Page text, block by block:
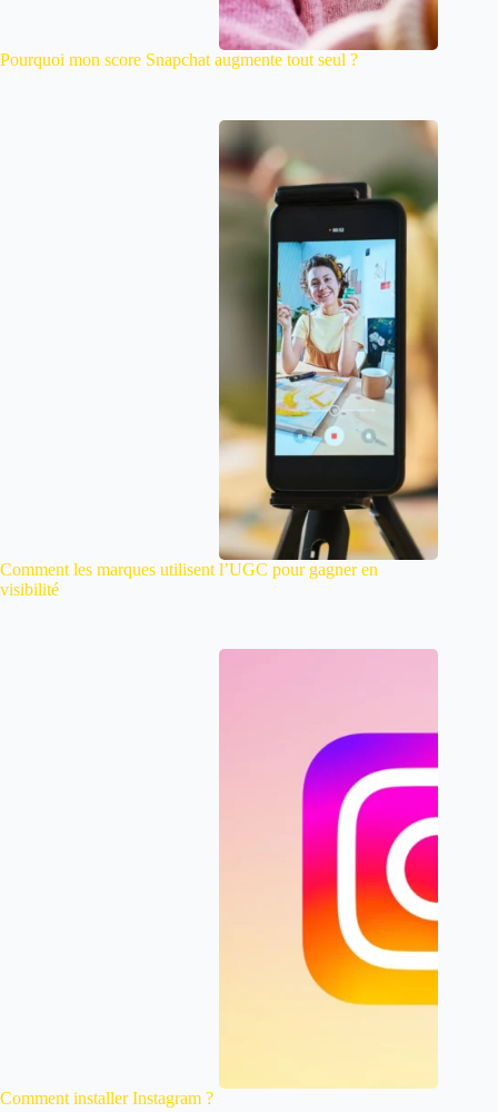
Pourquoi mon score Snapchat augmente tout seul ?
Comment les marques utilisent l’UGC pour gagner en
visibilité
Comment installer Instagram ?